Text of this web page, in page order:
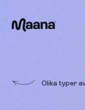
Maana
Olika typer